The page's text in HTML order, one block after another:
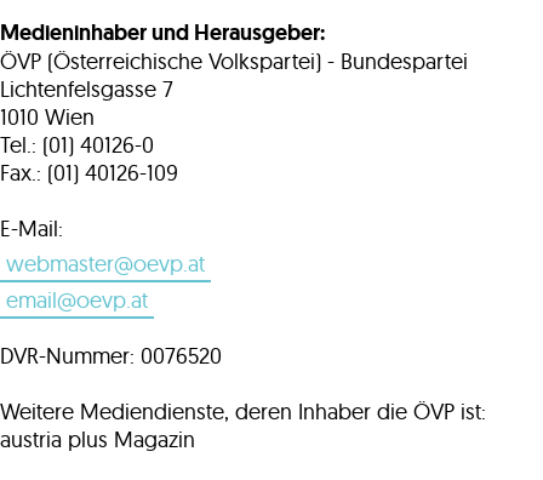
Medieninhaber und Herausgeber:
ÖVP (Österreichische Volkspartei) - Bundespartei
Lichtenfelsgasse 7
1010 Wien
Tel.: (01) 40126-0
Fax.: (01) 40126-109
E-Mail:
webmaster@oevp.at
email@oevp.at
DVR-Nummer: 0076520
Weitere Mediendienste, deren Inhaber die ÖVP ist:
austria plus Magazin